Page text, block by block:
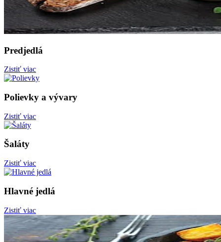
Predjedlá
Zistiť viac
Polievky a vývary
Zistiť viac
Šaláty
Zistiť viac
Hlavné jedlá
Zistiť viac